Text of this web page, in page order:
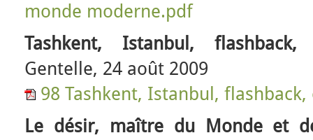
monde moderne.pdf
Tashkent, Istanbul,
Gentelle, 24 août 2009
98 Tashkent, Istanbul,
Le désir, maître du Monde et